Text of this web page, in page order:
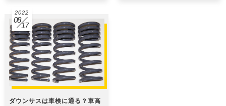
2022
08
17
ダウンサスは車検に通る？車高